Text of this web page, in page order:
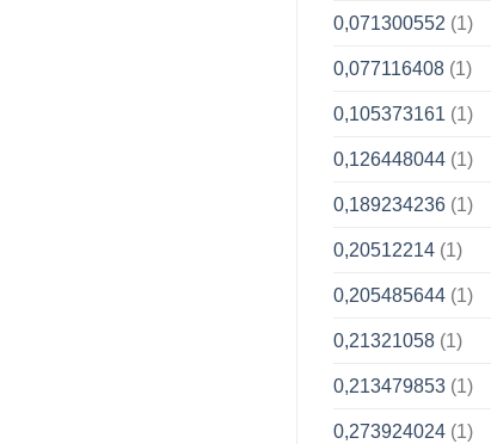
0,071300552 (1)
0,077116408(1)
0,105373161 (1)
0,126448044(1)
0,189234236(1)
0,20512214(1)
0,205485644(1)
0,21321058(1)
0,213479853(1)
0,273924024(1)